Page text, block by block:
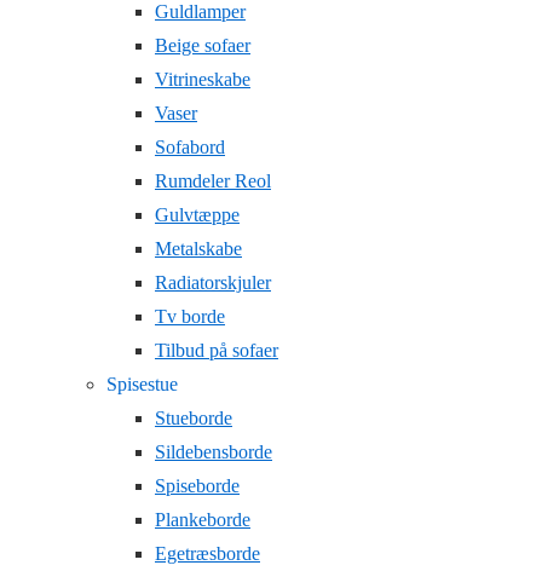
Guldlamper
Beige sofaer
Vitrineskabe
Vaser
Sofabord
Rumdeler Reol
Gulvtæppe
Metalskabe
Radiatorskjuler
Tv borde
Tilbud på sofaer
Spisestue
Stueborde
Sildebensborde
Spiseborde
Plankeborde
Egetræsborde